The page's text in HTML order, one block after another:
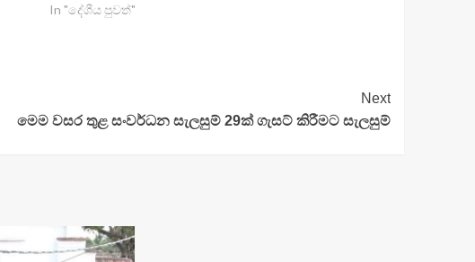
In "දේශීය පුවත්"
Next
මෙම වසර තුළ සංවර්ධන සැලසුම් 29ක් ගැසට් කිරීමට සැලසුම්